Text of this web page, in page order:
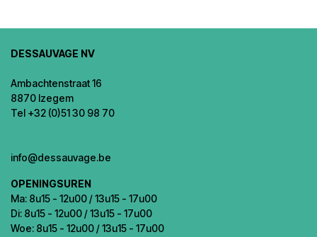
DESSAUVAGE NV
Ambachtenstraat 16
8870 Izegem
Tel +32 (0)51 30 98 70
info@dessauvage.be
OPENINGSUREN
Ma: 8u15 - 12u00 / 13u15 - 17u00
Di: 8u15 - 12u00 / 13u15 - 17u00
Woe: 8u15 - 12u00 / 13u15 - 17u00